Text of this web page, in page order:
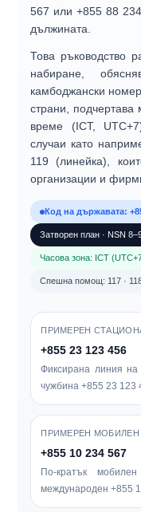
567 или+855 88
дължината.
Това ръководство
набиране ,
камбоджански
страни, подчертава
време (ICT,
случаи като
119 (линейка),
организации и
Код на държавата:
Затворен план · NSN
Часова зона: ICT
Спешна помощ: 117 ·
ПРИМЕРЕН
+855 23 123 456
Фиксирана линия
чужбина+855 23 123
ПРИМЕРЕН МОБИЛЕН
+855 10 234 567
По-кратък
международен+855